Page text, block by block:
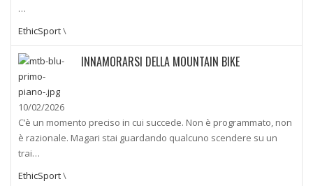
…
EthicSport\
INNAMORARSI DELLA MOUNTAIN BIKE
10/02/2026
C’è un momento preciso in cui succede. Non è programmato, non
è razionale. Magari stai guardando qualcuno scendere su un
trai…
EthicSport\